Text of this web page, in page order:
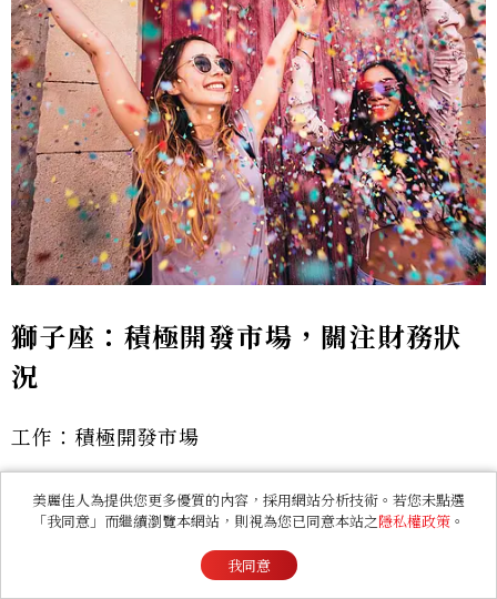
獅子座：積極開發市場，關注財務狀
況
工作：積極開發市場
感情：真摯相伴陪伴
美麗佳人為提供您更多優質的內容，採用網站分析技術。若您未點選
「我同意」而繼續瀏覽本網站，則視為您已同意本站之隱私權政策 。
我同意